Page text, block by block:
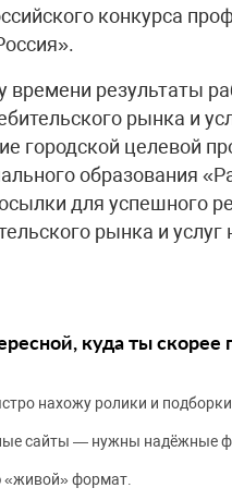
конкурса
времени результаты
рынка и
городской целевой
образования
для успешного
рынка и
куда ты
нахожу ролики и подборки.
сайты — нужны надёжные
формат.